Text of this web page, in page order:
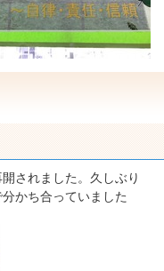
されました。久しぶり
かち合っていました